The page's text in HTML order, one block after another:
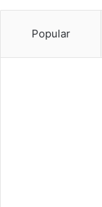
Popular